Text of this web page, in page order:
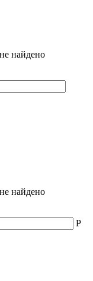
найдено
найдено
Р